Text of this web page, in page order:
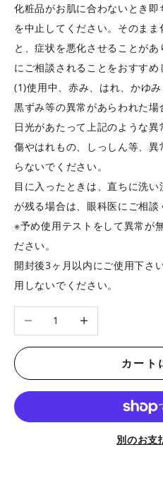
化粧品がお肌に合わないとき
を中止してください。そのま
と、症状を悪化させることが
にご相談されることをおすすめ
(1)使用中、赤み、はれ、かゆ
黒ずみ等の異常があらわれた
日光があたって上記のような異
傷やはれもの、しっしん等、
らないでください。
目に入ったときは、直ちに洗
が残る場合は、眼科医にご相談
※予め使用テストをして異常が
ださい。
開封後3ヶ月以内にご使用下さ
用しないでください。
数量を減らす 数量を増やす
カート
別のお支